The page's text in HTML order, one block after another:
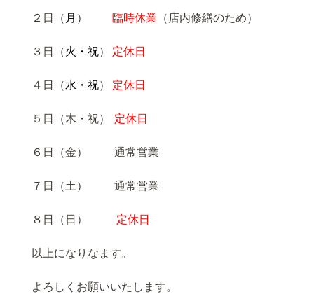
２日（ 月 ） 臨時休業 （店内修繕のため）
３日（火・祝） 定休日
４日（水・祝） 定休日
５日（木・祝） 定休日
６日（金） 通常営業
７日（土） 通常営業
８日（日） 定休日
以上になりなます。
よろしくお願いいたします。